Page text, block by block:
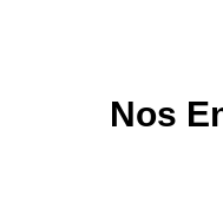
Nos